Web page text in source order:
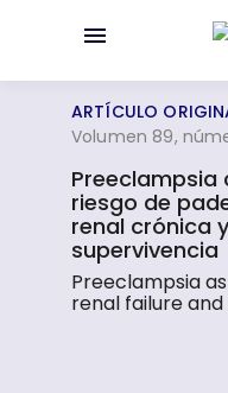
ARTÍCULO
Volumen 89,
riesgo de
renal crónica
supervivencia
Preeclampsia
renal failure and